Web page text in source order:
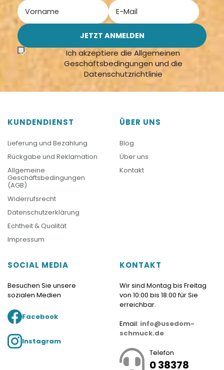
Ich akzeptiere die Allgemeinen
Geschäftsbedingungen und die
Datenschutzrichtlinie
KUNDENDIENST
Lieferung und Bezahlung
Rückgabe und Reklamation
Allgemeine
Geschäftsbedingungen
(AGB)
Widerrufsrecht
Datenschutzerklärung
Echtheit & Qualität
Impressum
ÜBER UNS
Blog
Über uns
Kontakt
SOCIAL MEDIA
Besuchen Sie unsere
sozialen Medien
Facebook
Instagram
KONTAKT
Wir sind Montag bis Freitag
von 10:00 bis 18:00 für Sie
erreichbar.
Email: info@usedom-
schmuck.de
Telefon
0 38378